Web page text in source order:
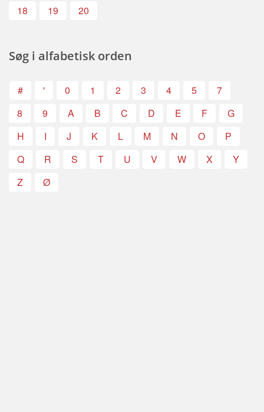
18
19 20
Søg i alfabetisk orden
# ' 0 1 2 3 4 5
7
8
9 A B C D E F
G
H
I J K L M N O
P
Q
R S T U V W X
Y
Z
Ø